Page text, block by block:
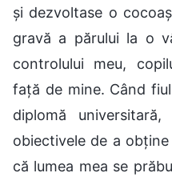
și dezvoltase o
gravă a părului la o
controlului meu,
față de mine. Când
diplomă
obiectivele de a
că lumea mea se